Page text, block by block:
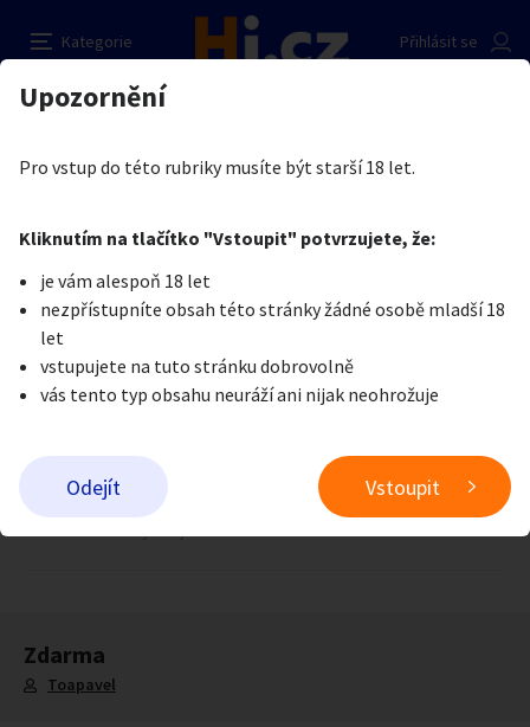
Kategorie
Přihlásit se
Auto-moto
Reality a bydlení Seznamka
Zvířata
Stroje a nářadí PC a elektro Sport a hobby
Sběratelství
Přidat inzerát
Erotika
Je nám líto, ale tenhle inzerát již není aktuální.
Živá židle třeba i na home office
Zdarma
Toapavel
Živá židle třeba i na home office
Prodávající
Pošlete uživateli zprávu
Nahlásit inzerát
Upozornění
Pro vstup do této rubriky musíte být starší 18 let.
Kliknutím na tlačítko "Vstoupit" potvrzujete, že:
je vám alespoň 18 let
nezpřístupníte obsah této stránky žádné osobě mladší 18
let
vstupujete na tuto stránku dobrovolně
vás tento typ obsahu neuráží ani nijak neohrožuje
Odejít Vstoupit